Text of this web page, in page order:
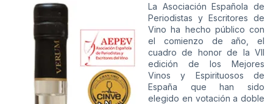
La Asociación Española de
Periodistas y Escritores de
Vino ha hecho público con
el comienzo de año, el
cuadro de honor de la VII
edición de los Mejores
Vinos y Espirituosos de
España que han sido
elegido en votación a doble